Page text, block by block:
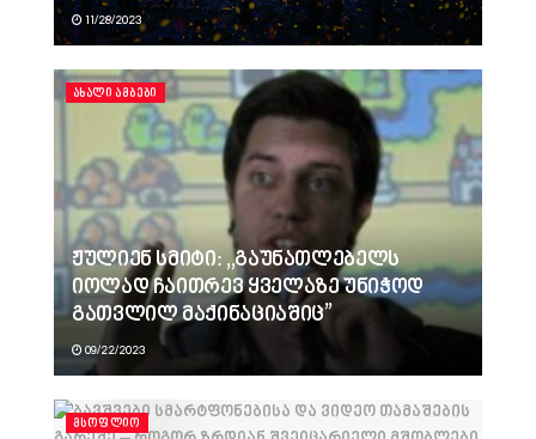
11/28/2023
ᲐᲮᲐᲚᲘ ᲐᲛᲑᲔᲑᲘ
ჟულიენ სმიტი: ,,გაუნათლებელს
იოლად ჩაითრევ ყველაზე უნიჭოდ
გათვლილ მაქინაციაშიც”
09/22/2023
ᲛᲡᲝᲤᲚᲘᲝ